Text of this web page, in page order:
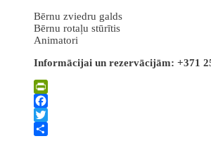
Bērnu zviedru galds
Bērnu rotaļu stūrītis
Animatori
Informācijai un rezervācijām: +371
PrintFriendly
Facebook
Twitter